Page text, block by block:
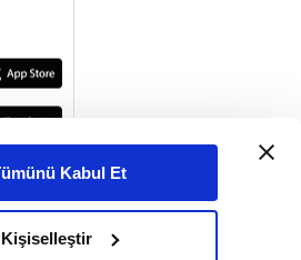
Kabul Et
Kişiselleştir